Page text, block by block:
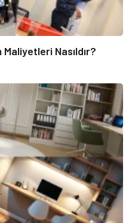
Nasıldır?